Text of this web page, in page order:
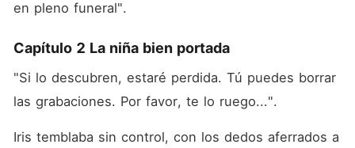
en pleno funeral".
Capítulo 2 La niña bien portada
"Si lo descubren, estaré perdida. Tú puedes borrar
las grabaciones. Por favor, te lo ruego...".
Iris temblaba sin control, con los dedos aferrados a